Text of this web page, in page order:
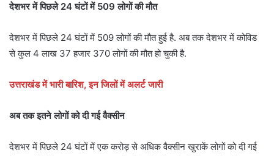
देशभर में पिछले 24 घंटों में 509 लोगों की मौत
देशभर में पिछले 24 घंटों में 509 लोगों की मौत हुई है. अब तक देशभर में कोविड
से कुल 4 लाख 37 हजार 370 लोगों की मौत हो चुकी है.
उत्तराखंड में भारी बारिश, इन जिलों में अलर्ट जारी
अब तक इतने लोगों को दी गई वैक्सीन
देशभर में पिछले 24 घंटों में एक करोड़ से अधिक वैक्सीन खुराकें लोगों को दी गई